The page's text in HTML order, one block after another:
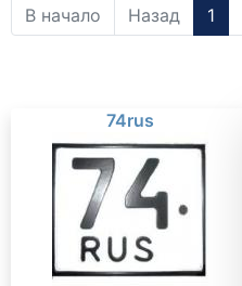
В начало Назад 1
74rus